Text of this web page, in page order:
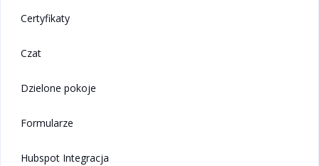
Certyfikaty
Czat
Dzielone pokoje
Formularze
Hubspot Integracja